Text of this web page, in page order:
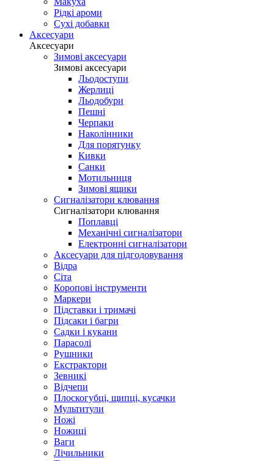
Рідкі ароми
Сухі добавки
Аксесуари
Аксесуари
Зимові аксесуари
Зимові аксесуари
Льодоступи
Жерлиці
Льодобури
Пешні
Черпаки
Наколінники
Для порятунку
Кивки
Санки
Мотильниця
Зимові ящики
Сигналізатори клювання
Сигналізатори клювання
Поплавці
Механічні сигналізатори
Електронні сигналізатори
Аксесуари для підгодовування
Відра
Сіта
Коропові інструменти
Маркери
Підставки і тримачі
Підсаки і багри
Садки і кукани
Парасолі
Рушники
Екстрактори
Зевникі
Відчепи
Плоскогубці, щипці, кусачки
Мультитули
Ножі
Ножиці
Ваги
Лічильники